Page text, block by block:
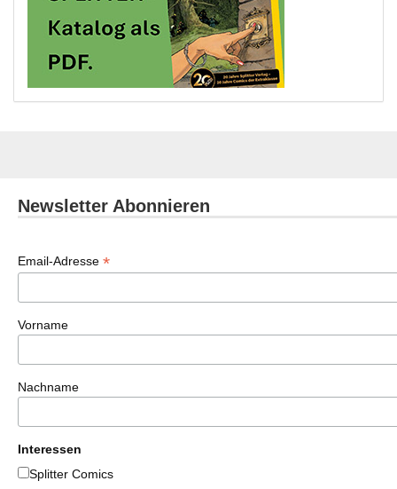
Newsletter Abonnieren
Email-Adresse *
Vorname
Nachname
Interessen
Splitter Comics